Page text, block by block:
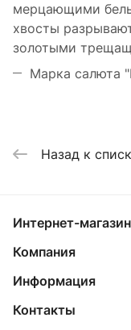
мерцающими
хвосты
золотыми
Марка салюта
Назад к
Интернет-магазин
Компания
Информация
Контакты